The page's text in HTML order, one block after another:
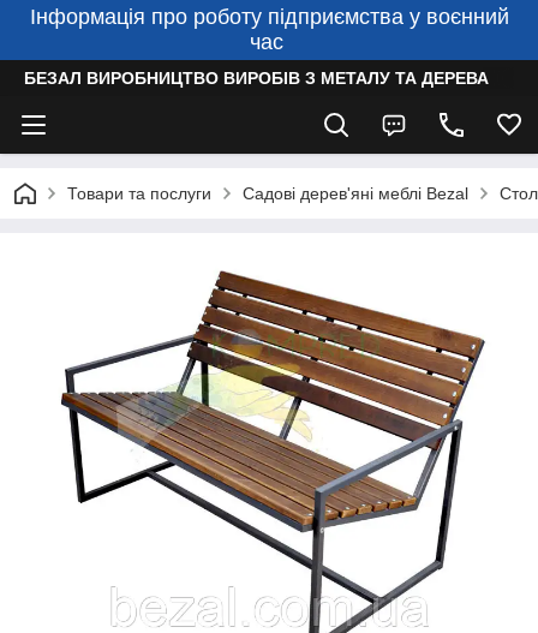
Інформація про роботу підприємства у воєнний
час
БЕЗАЛ ВИРОБНИЦТВО ВИРОБІВ З МЕТАЛУ ТА ДЕРЕВА
Товари та послуги Садові дерев'яні меблі Bezal